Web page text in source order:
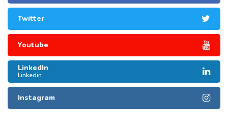
Twitter
Youtube
LinkedIn
Linkedin
Instagram